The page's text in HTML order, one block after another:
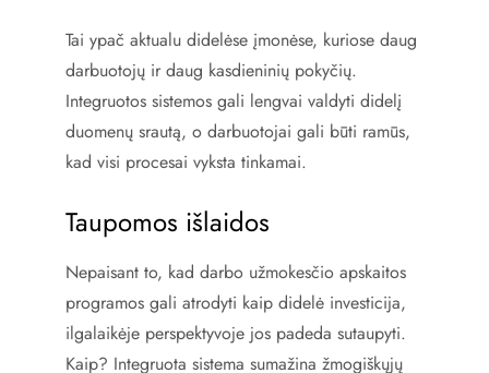
Tai ypač aktualu didelėse įmonėse, kuriose daug
darbuotojų ir daug kasdieninių pokyčių.
Integruotos sistemos gali lengvai valdyti didelį
duomenų srautą, o darbuotojai gali būti ramūs,
kad visi procesai vyksta tinkamai.
Taupomos išlaidos
Nepaisant to, kad darbo užmokesčio apskaitos
programos gali atrodyti kaip didelė investicija,
ilgalaikėje perspektyvoje jos padeda sutaupyti.
Kaip? Integruota sistema sumažina žmogiškųjų